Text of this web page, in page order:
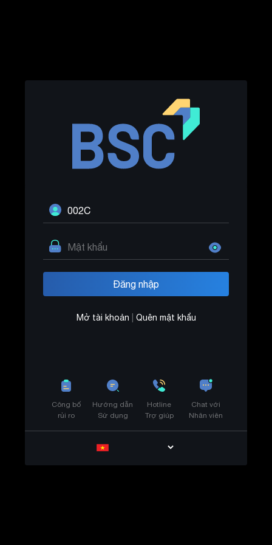
Mở tài khoản Quên mật khẩu
Công bố
rủi ro
Hướng dẫn
Sử dụng
Hotline
Trợ giúp
Chat với
Nhân viên